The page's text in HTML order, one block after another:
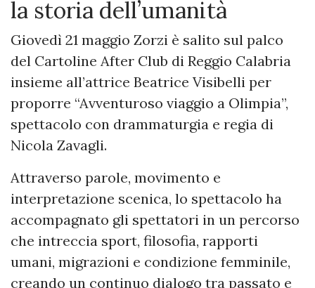
la storia dell’umanità
Giovedì 21 maggio Zorzi è salito sul palco
del Cartoline After Club di Reggio Calabria
insieme all’attrice Beatrice Visibelli per
proporre “Avventuroso viaggio a Olimpia”,
spettacolo con drammaturgia e regia di
Nicola Zavagli.
Attraverso parole, movimento e
interpretazione scenica, lo spettacolo ha
accompagnato gli spettatori in un percorso
che intreccia sport, filosofia, rapporti
umani, migrazioni e condizione femminile,
creando un continuo dialogo tra passato e